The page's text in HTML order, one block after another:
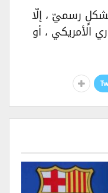
رسميّ ، إلّا
الأمريكي ، أو